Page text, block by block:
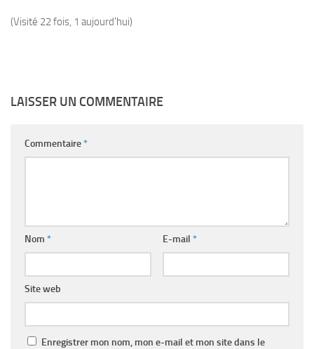
(Visité 22 fois, 1 aujourd'hui)
LAISSER UN COMMENTAIRE
Commentaire*
Nom * E-mail *
Site web
Enregistrer mon nom, mon e-mail et mon site dans le